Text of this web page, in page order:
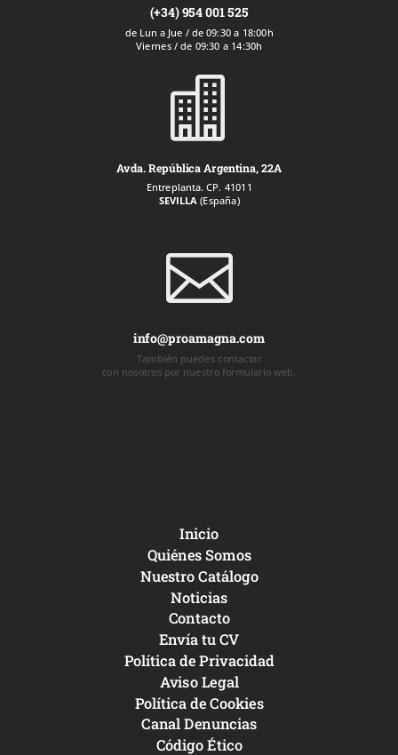
(+34) 954 001 525
de Lun a Jue / de 09:30 a 18:00h
Viernes / de 09:30 a 14:30h

Avda. República Argentina, 22A
Entreplanta. CP. 41011
SEVILLA (España)

info@proamagna.com
También puedes contactar
con nosotros por nuestro formulario web.
Inicio
Quiénes Somos
Nuestro Catálogo
Noticias
Contacto
Envía tu CV
Política de Privacidad
Aviso Legal
Política de Cookies
Canal Denuncias
Código Ético